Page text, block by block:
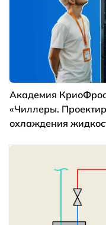
Академия
«Чиллеры.
охлаждения